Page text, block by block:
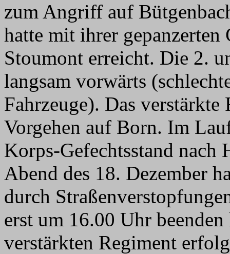
zum Angriff auf
hatte mit ihrer
Stoumont erreicht. Die 2.
langsam vorwärts
Fahrzeuge). Das
Vorgehen auf Born. Im
Korps-Gefechtsstand
Abend des 18. Dezember
durch
erst um 16.00 Uhr
verstärkten Regiment